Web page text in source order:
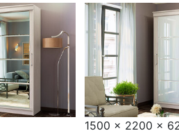
2000 x 2200 x